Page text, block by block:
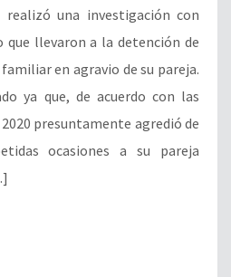
realizó una investigación con
que llevaron a la detención de
en agravio de su pareja.
ya que, de acuerdo con las
presuntamente agredió de
ocasiones a su pareja